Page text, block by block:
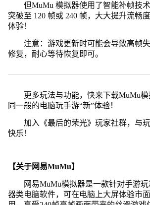
但MuMu 模拟器使用了智能补帧技
突破至 120 帧或 240 帧，大大提升流畅
体验！
注意：游戏更新时可能会导致高帧
修复，耐心等待恢复即可。
更多玩法与功能，快来下载MuMu
同一般的电脑玩手游“新”体验！
加入《最后的荣光》玩家社群，与
快乐！
【关于网易MuMu】
网易MuMu模拟器是一款针对手游
器类电脑软件，可在电脑上大屏体验市